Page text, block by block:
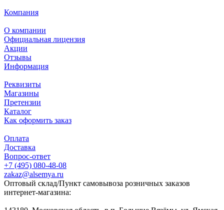
Компания
О компании
Официальная лицензия
Акции
Отзывы
Информация
Реквизиты
Магазины
Претензии
Каталог
Как оформить заказ
Оплата
Доставка
Вопрос-ответ
+7 (495) 080-48-08
zakaz@alsemya.ru
Оптовый склад/Пункт самовывоза розничных заказов
интернет-магазина: